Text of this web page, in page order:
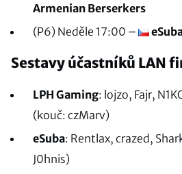
Armenian Berserkers
(P6) Neděle 17:00 –
Sestavy účastníků LAN
LPH Gaming: lojzo, Fajr,
(kouč: czMarv)
eSuba: Rentlax, crazed,
J0hnis)